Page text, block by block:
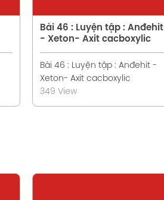
Bài 46 : Luyện tập : Anđehit
- Xeton- Axit cacboxylic
Bài 46 : Luyện tập : Anđehit -
Xeton- Axit cacboxylic
349 View